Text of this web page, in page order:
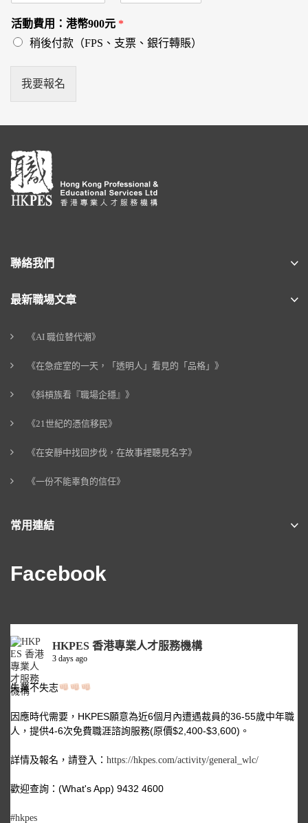
活動費用：港幣900元 *
稍後付款（FPS、支票、銀行轉賬）
我要報名
聯絡我們
最新職場文章
《AI 職位替代潮》
《在急症室的一天，「透明人」看見的「品格」》
《斜槓族看『職場企穩』》
《21世紀的憑信移民》
《在安靜中找回步伐，在故事裡聽見名字》
《一份不能辜負的信任》
常用連結
Facebook
HKPES 香港專業人才服務機構
3 days ago
失業不失志
因應時代需要，HKPES願意為近6個月內遭遇裁員的36-55歲中年職
人，提供4-6次免費職涯諮詢服務(原價$2,400-$3,600)。
詳情及報名，請登入： https://hkpes.com/activity/general_wlc/
歡迎查詢：(What's App) 9432 4600
#hkpes